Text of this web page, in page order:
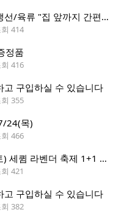
시애틀 프리미엄 사시미/구이용 생선/육류 "집 앞까지 간편하게" – 영오션닷컴
414
정품
416
구입하실 수 있습니다
355
24(목)
466
[푸른투어] 마감임박! 7월 19일 (토) 세큄 라벤더 축제 1+1 이벤트
421
구입하실 수 있습니다
382